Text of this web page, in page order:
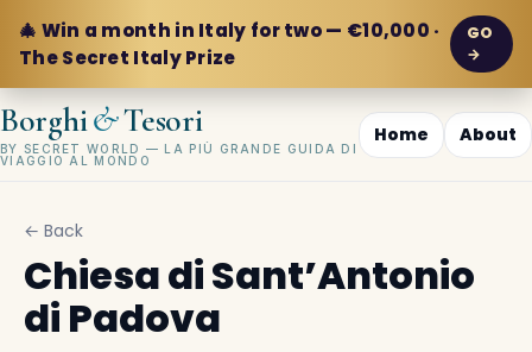
🎄 Win a month in Italy for two — €10,000 ·
The Secret Italy Prize
GO
→
Borghi&Tesori
BY SECRET WORLD — LA PIÙ GRANDE GUIDA DI
VIAGGIO AL MONDO
Home About
← Back
Chiesa di Sant’Antonio
di Padova